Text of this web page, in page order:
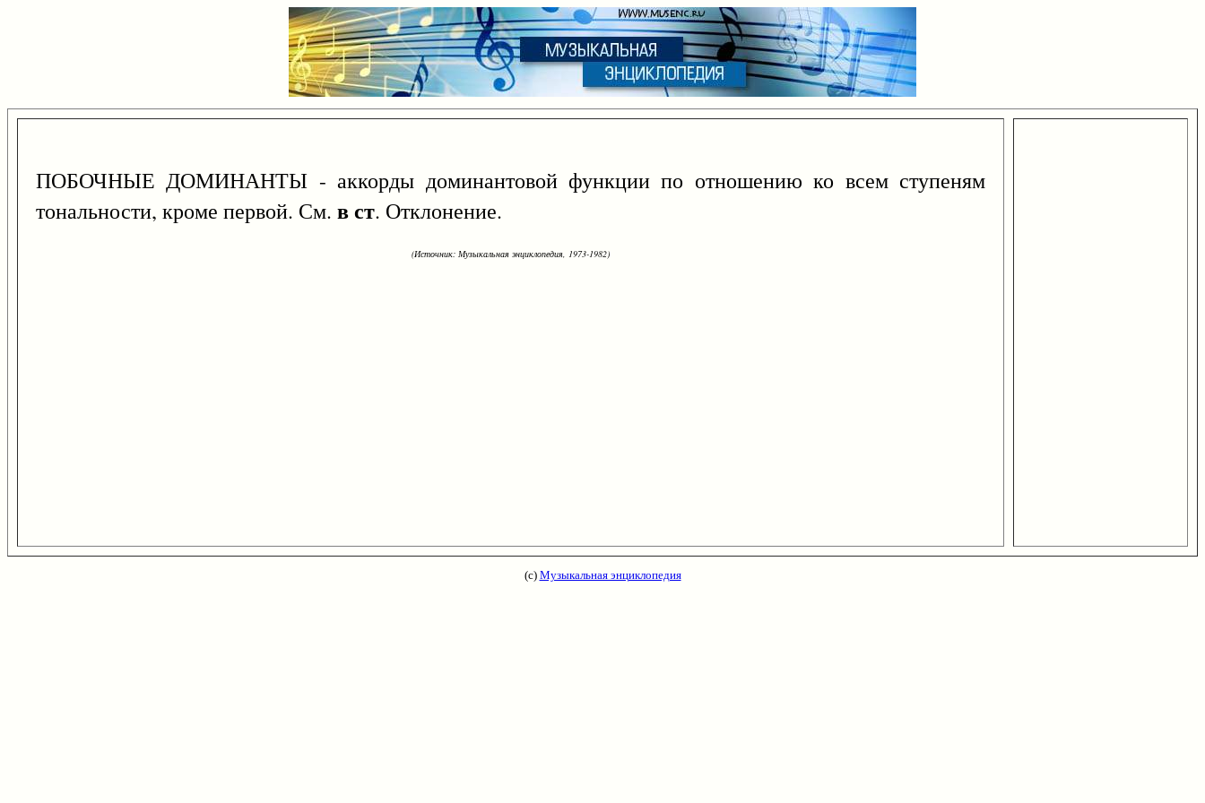
ПОБОЧНЫЕ ДОМИНАНТЫ - аккорды доминантовой функции по отношению ко всем ступеням
тональности, кроме первой. См. в ст. Отклонение.
(Источник: Музыкальная энциклопедия, 1973-1982)
(с) Музыкальная энциклопедия